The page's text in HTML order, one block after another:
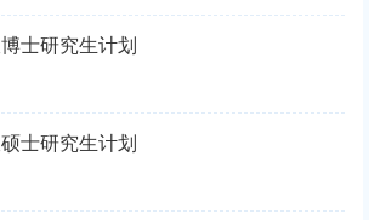
士研究生计划
士研究生计划